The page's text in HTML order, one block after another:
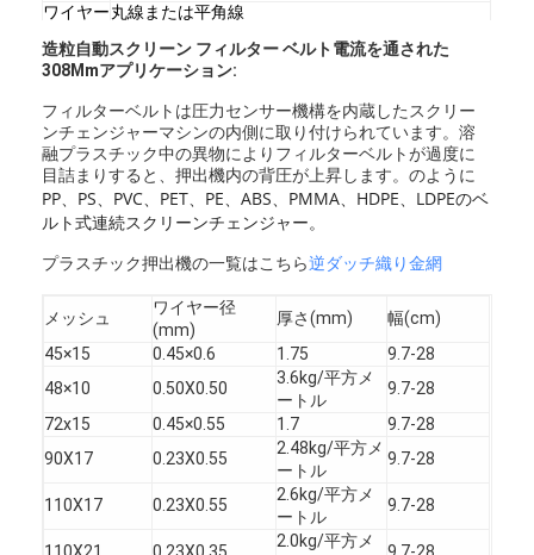
ホーム
ワイヤー丸線または平角線
り
同じ素材で、リバースダッチとダッチタイプの2種
類を織ることができます
表面の色
同素材、リバースダッチ-真鍮イエローカラー、フ
ォーダッチウィーブ-ブラックカラー
カスタマ
イズされ
た
メッシュとサイズについては、特別なリクエスト
に応じて作成できます。
造粒自動スクリーン フィルター ベルト電流を通された
308Mmアプリケーション:
フィルターベルトは圧力センサー機構を内蔵したスクリー
ンチェンジャーマシンの内側に取​​り付けられています。溶
融プラスチック中の異物によりフィルターベルトが過度に
目詰まりすると、押出機内の背圧が上昇します。のように
PP、PS、PVC、PET、PE、ABS、PMMA、HDPE、LDPEのベ
ルト式連続スクリーンチェンジャー。
プラスチック押出機の一覧はこちら逆ダッチ織り金網
メッシュ
ワイヤー径
(mm)
厚さ(mm)
幅(cm)
45×15
0.45×0.6 1.75
9.7-28
48×10
0.50X0.50
3.6kg/平方メ
ートル
9.7-28
72x15
0.45×0.55 1.7
9.7-28
90X17
0.23X0.55
2.48kg/平方メ
ートル
9.7-28
110X17 0.23X0.55
2.6kg/平方メ
ートル
9.7-28
2.0kg/平方メ